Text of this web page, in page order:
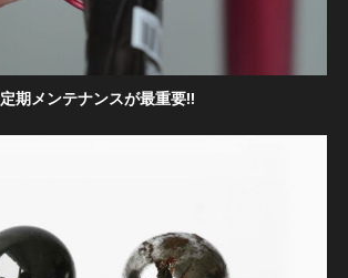
定期メンテナンスが最重要!!